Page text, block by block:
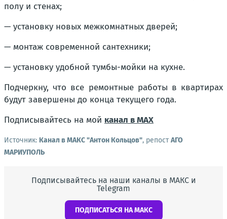
полу и стенах;
— установку новых межкомнатных дверей;
— монтаж современной сантехники;
— установку удобной тумбы-мойки на кухне.
Подчеркну, что все ремонтные работы в квартирах
будут завершены до конца текущего года.
Подписывайтесь на мой канал в MAX
Источник: Канал в МАКС "Антон Кольцов", репостАГО
МАРИУПОЛЬ
Подписывайтесь на наши каналы в МАКС и
Telegram
ПОДПИСАТЬСЯ НА МАКС